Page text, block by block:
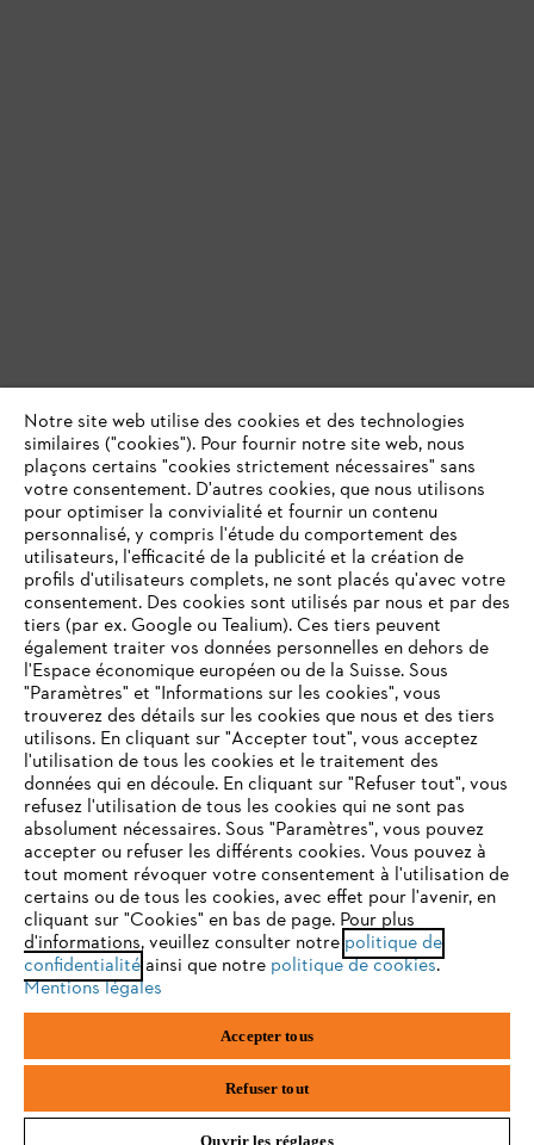
VOTRE NAVIGATEUR INTERNET
N'EST PLUS PRIS EN CHARGE
Vous utilisez un navigateur Internet que nous ne prenons plus
en charge, et certaines fonctionnalités de notre site ne
peuvent fonctionner correctement. Pour une utilisation
optimale de notre site, nous vous recommandons de passer à
l'un des navigateurs suivants :
firefox chrome
Notre site web utilise des cookies et des technologies
similaires ("cookies"). Pour fournir notre site web, nous
plaçons certains "cookies strictement nécessaires" sans
votre consentement. D'autres cookies, que nous utilisons
pour optimiser la convivialité et fournir un contenu
personnalisé, y compris l'étude du comportement des
utilisateurs, l'efficacité de la publicité et la création de
profils d'utilisateurs complets, ne sont placés qu'avec votre
consentement. Des cookies sont utilisés par nous et par des
tiers (par ex. Google ou Tealium). Ces tiers peuvent
également traiter vos données personnelles en dehors de
l'Espace économique européen ou de la Suisse. Sous
"Paramètres" et "Informations sur les cookies", vous
trouverez des détails sur les cookies que nous et des tiers
utilisons. En cliquant sur "Accepter tout", vous acceptez
l'utilisation de tous les cookies et le traitement des
données qui en découle. En cliquant sur "Refuser tout", vous
refusez l'utilisation de tous les cookies qui ne sont pas
absolument nécessaires. Sous "Paramètres", vous pouvez
accepter ou refuser les différents cookies. Vous pouvez à
tout moment révoquer votre consentement à l'utilisation de
certains ou de tous les cookies, avec effet pour l'avenir, en
cliquant sur "Cookies" en bas de page. Pour plus
d'informations, veuillez consulter notre politique de
confidentialitéainsi que notre politique de cookies.
Mentions légales
Accepter tous
Refuser tout
Ouvrir les réglages